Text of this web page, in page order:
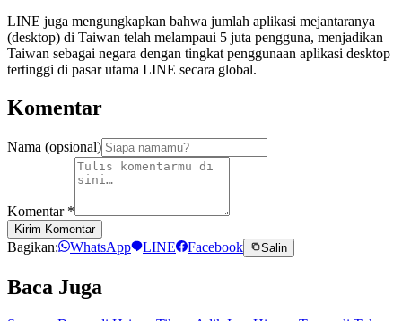
LINE juga mengungkapkan bahwa jumlah aplikasi mejantaranya
(desktop) di Taiwan telah melampaui 5 juta pengguna, menjadikan
Taiwan sebagai negara dengan tingkat penggunaan aplikasi desktop
tertinggi di pasar utama LINE secara global.
Komentar
Nama (opsional)
Komentar *
Kirim Komentar
Bagikan: WhatsApp LINE Facebook Salin
Baca Juga